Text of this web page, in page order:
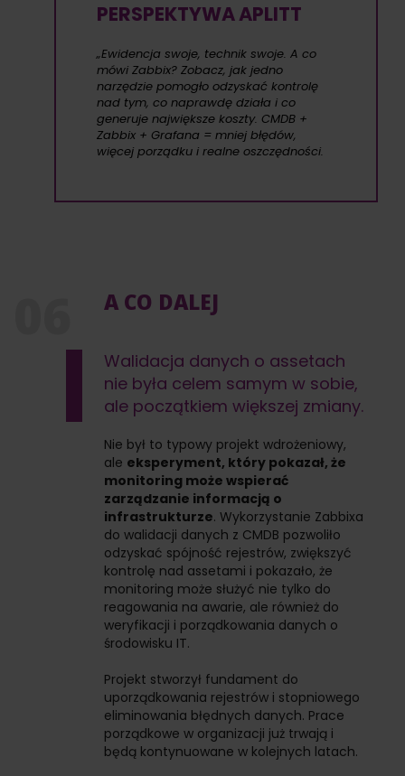
PERSPEKTYWA APLITT
„Ewidencja swoje, technik swoje. A co
mówi Zabbix? Zobacz, jak jedno
narzędzie pomogło odzyskać kontrolę
nad tym, co naprawdę działa i co
generuje największe koszty. CMDB +
Zabbix + Grafana = mniej błędów,
więcej porządku i realne oszczędności.
A CO DALEJ
Walidacja danych o assetach
nie była celem samym w sobie,
ale początkiem większej zmiany.
Nie był to typowy projekt wdrożeniowy,
ale eksperyment, który pokazał, że
monitoring może wspierać
zarządzanie informacją o
infrastrukturze. Wykorzystanie Zabbixa
do walidacji danych z CMDB pozwoliło
odzyskać spójność rejestrów, zwiększyć
kontrolę nad assetami i pokazało, że
monitoring może służyć nie tylko do
reagowania na awarie, ale również do
weryfikacji i porządkowania danych o
środowisku IT.
Projekt stworzył fundament do
uporządkowania rejestrów i stopniowego
eliminowania błędnych danych. Prace
porządkowe w organizacji już trwają i
będą kontynuowane w kolejnych latach.